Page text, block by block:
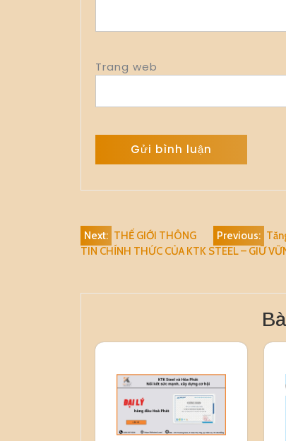
Trang web
Điều
bài
Previous:
Next: THẾ GIỚI THÔNG
TIN CHÍNH THỨC CỦA KTK STEEL – GIỮ